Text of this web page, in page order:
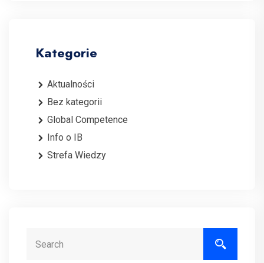
Kategorie
Aktualności
Bez kategorii
Global Competence
Info o IB
Strefa Wiedzy